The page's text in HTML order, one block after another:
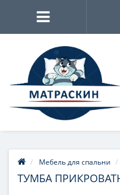
Мебель для спальни
ТУМБА